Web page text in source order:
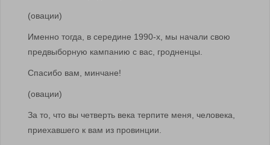
(овации)
Именно тогда, в середине 1990-х, мы начали свою
предвыборную кампанию с вас, гродненцы.
Спасибо вам, минчане!
(овации)
За то, что вы четверть века терпите меня, человека,
приехавшего к вам из провинции.